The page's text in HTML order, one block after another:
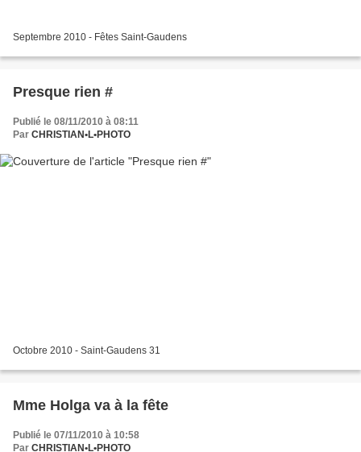
Septembre 2010 - Fêtes Saint-Gaudens
Presque rien #
Publié le 08/11/2010 à 08:11
Par CHRISTIAN•L•PHOTO
Octobre 2010 - Saint-Gaudens 31
Mme Holga va à la fête
Publié le 07/11/2010 à 10:58
Par CHRISTIAN•L•PHOTO